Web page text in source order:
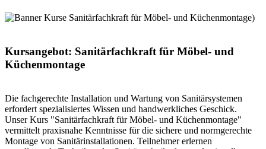
Kursangebot: Sanitärfachkraft für Möbel- und
Küchenmontage
Die fachgerechte Installation und Wartung von Sanitärsystemen
erfordert spezialisiertes Wissen und handwerkliches Geschick.
Unser Kurs "Sanitärfachkraft für Möbel- und Küchenmontage"
vermittelt praxisnahe Kenntnisse für die sichere und normgerechte
Montage von Sanitärinstallationen. Teilnehmer erlernen